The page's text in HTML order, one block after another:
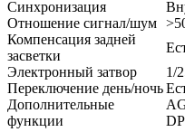
Синхронизация
Отношение сигнал/шум
Компенсация задней
засветки
Электронный затвор
1/
Переключение день/ночь
Дополнительные
функции